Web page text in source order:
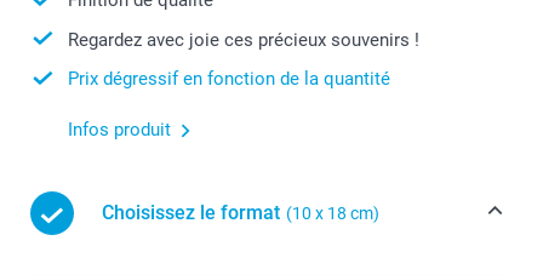
Regardez avec joie ces précieux souvenirs !
Prix dégressif en fonction de la quantité
Infos produit
Choisissez le format (10 x 18 cm)